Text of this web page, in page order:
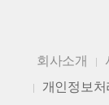
회사소개
개인정보처